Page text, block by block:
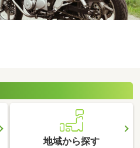
地域から探す